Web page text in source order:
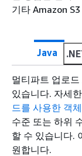
기타 Amazon
Java
멀티파트 업로
있습니다. 자세
드를 사용한 객
수준 또는 하위
할 수 있습니다.
원합니다.